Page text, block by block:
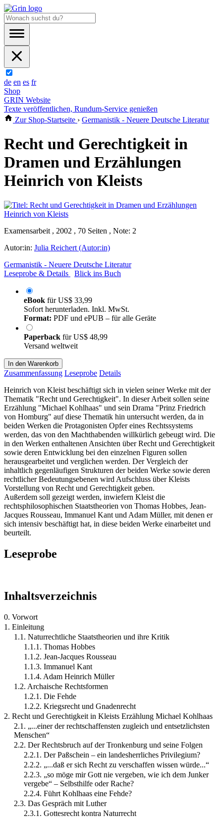
de en es fr
Shop
GRIN Website
Texte veröffentlichen, Rundum-Service genießen
Zur Shop-Startseite › Germanistik - Neuere Deutsche Literatur
Recht und Gerechtigkeit in
Dramen und Erzählungen
Heinrich von Kleists
Examensarbeit , 2002 , 70 Seiten , Note: 2
Autor:in: Julia Reichert (Autor:in)
Germanistik - Neuere Deutsche Literatur
Leseprobe & Details
Blick ins Buch
eBook fürUS$ 33,99
Sofort herunterladen. Inkl. MwSt.
Format: PDF und ePUB – für alle Geräte
Paperback fürUS$ 48,99
Versand weltweit
In den Warenkorb
Zusammenfassung Leseprobe Details
Heinrich von Kleist beschäftigt sich in vielen seiner Werke mit der
Thematik "Recht und Gerechtigkeit". In dieser Arbeit sollen seine
Erzählung "Michael Kohlhaas" und sein Drama "Prinz Friedrich
von Homburg" auf diese Thematik hin untersucht werden, da in
beiden Werken die Protagonisten Opfer eines Rechtssystems
werden, das von den Machthabenden willkürlich gebeugt wird. Die
in den Werken enthaltenen Ansichten über Recht und Gerechtigkeit
sowie deren Entwicklung bei den einzelnen Figuren sollen
herausgearbeitet und verglichen werden. Der Vergleich der
inhaltlich gegenläufigen Strukturen der beiden Werke sowie deren
rechtlicher Bedeutungsebenen wird Aufschluss über Kleists
Vorstellung von Recht und Gerechtigkeit geben.
Außerdem soll gezeigt werden, inwiefern Kleist die
rechtsphilosophischen Staatstheorien von Thomas Hobbes, Jean-
Jacques Rousseau, Immanuel Kant und Adam Müller, mit denen er
sich intensiv beschäftigt hat, in diese beiden Werke einarbeitet und
beurteilt.
Leseprobe
Inhaltsverzeichnis
0. Vorwort
1. Einleitung
1.1. Naturrechtliche Staatstheorien und ihre Kritik
1.1.1. Thomas Hobbes
1.1.2. Jean-Jacques Rousseau
1.1.3. Immanuel Kant
1.1.4. Adam Heinrich Müller
1.2. Archaische Rechtsformen
1.2.1. Die Fehde
1.2.2. Kriegsrecht und Gnadenrecht
2. Recht und Gerechtigkeit in Kleists Erzählung Michael Kohlhaas
2.1. „...einer der rechtschaffensten zugleich und entsetzlichsten
Menschen“
2.2. Der Rechtsbruch auf der Tronkenburg und seine Folgen
2.2.1. Der Paßschein – ein landesherrliches Privilegium?
2.2.2. „...daß er sich Recht zu verschaffen wissen würde...“
2.2.3. „so möge mir Gott nie vergeben, wie ich dem Junker
vergebe“ – Selbsthilfe oder Rache?
2.2.4. Führt Kohlhaas eine Fehde?
2.3. Das Gespräch mit Luther
2.3.1. Gottesrecht kontra Naturrecht